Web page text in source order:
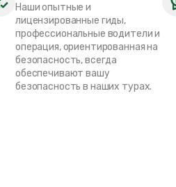
Наши опытные и
лицензированные гиды,
профессиональные водители и
операция, ориентированная на
безопасность, всегда
обеспечивают вашу
безопасность в наших турах.